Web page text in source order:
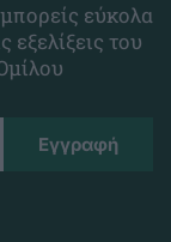
εύκολα
εξελίξεις του